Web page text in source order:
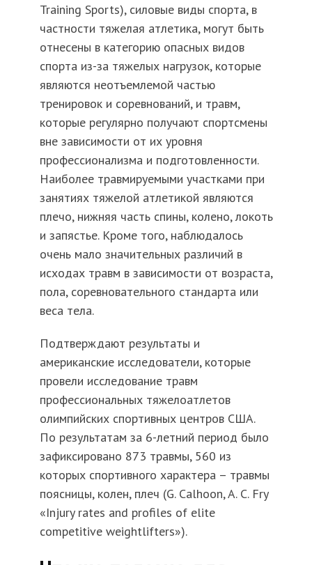
Training Sports), силовые виды спорта, в
частности тяжелая атлетика, могут быть
отнесены в категорию опасных видов
спорта из-за тяжелых нагрузок, которые
являются неотъемлемой частью
тренировок и соревнований, и травм,
которые регулярно получают спортсмены
вне зависимости от их уровня
профессионализма и подготовленности.
Наиболее травмируемыми участками при
занятиях тяжелой атлетикой являются
плечо, нижняя часть спины, колено, локоть
и запястье. Кроме того, наблюдалось
очень мало значительных различий в
исходах травм в зависимости от возраста,
пола, соревновательного стандарта или
веса тела.
Подтверждают результаты и
американские исследователи, которые
провели исследование травм
профессиональных тяжелоатлетов
олимпийских спортивных центров США.
По результатам за 6-летний период было
зафиксировано 873 травмы, 560 из
которых спортивного характера – травмы
поясницы, колен, плеч (G. Calhoon, A. C. Fry
«Injury rates and profiles of elite
competitive weightlifters»).